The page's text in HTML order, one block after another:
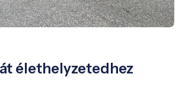
élethelyzetedhez